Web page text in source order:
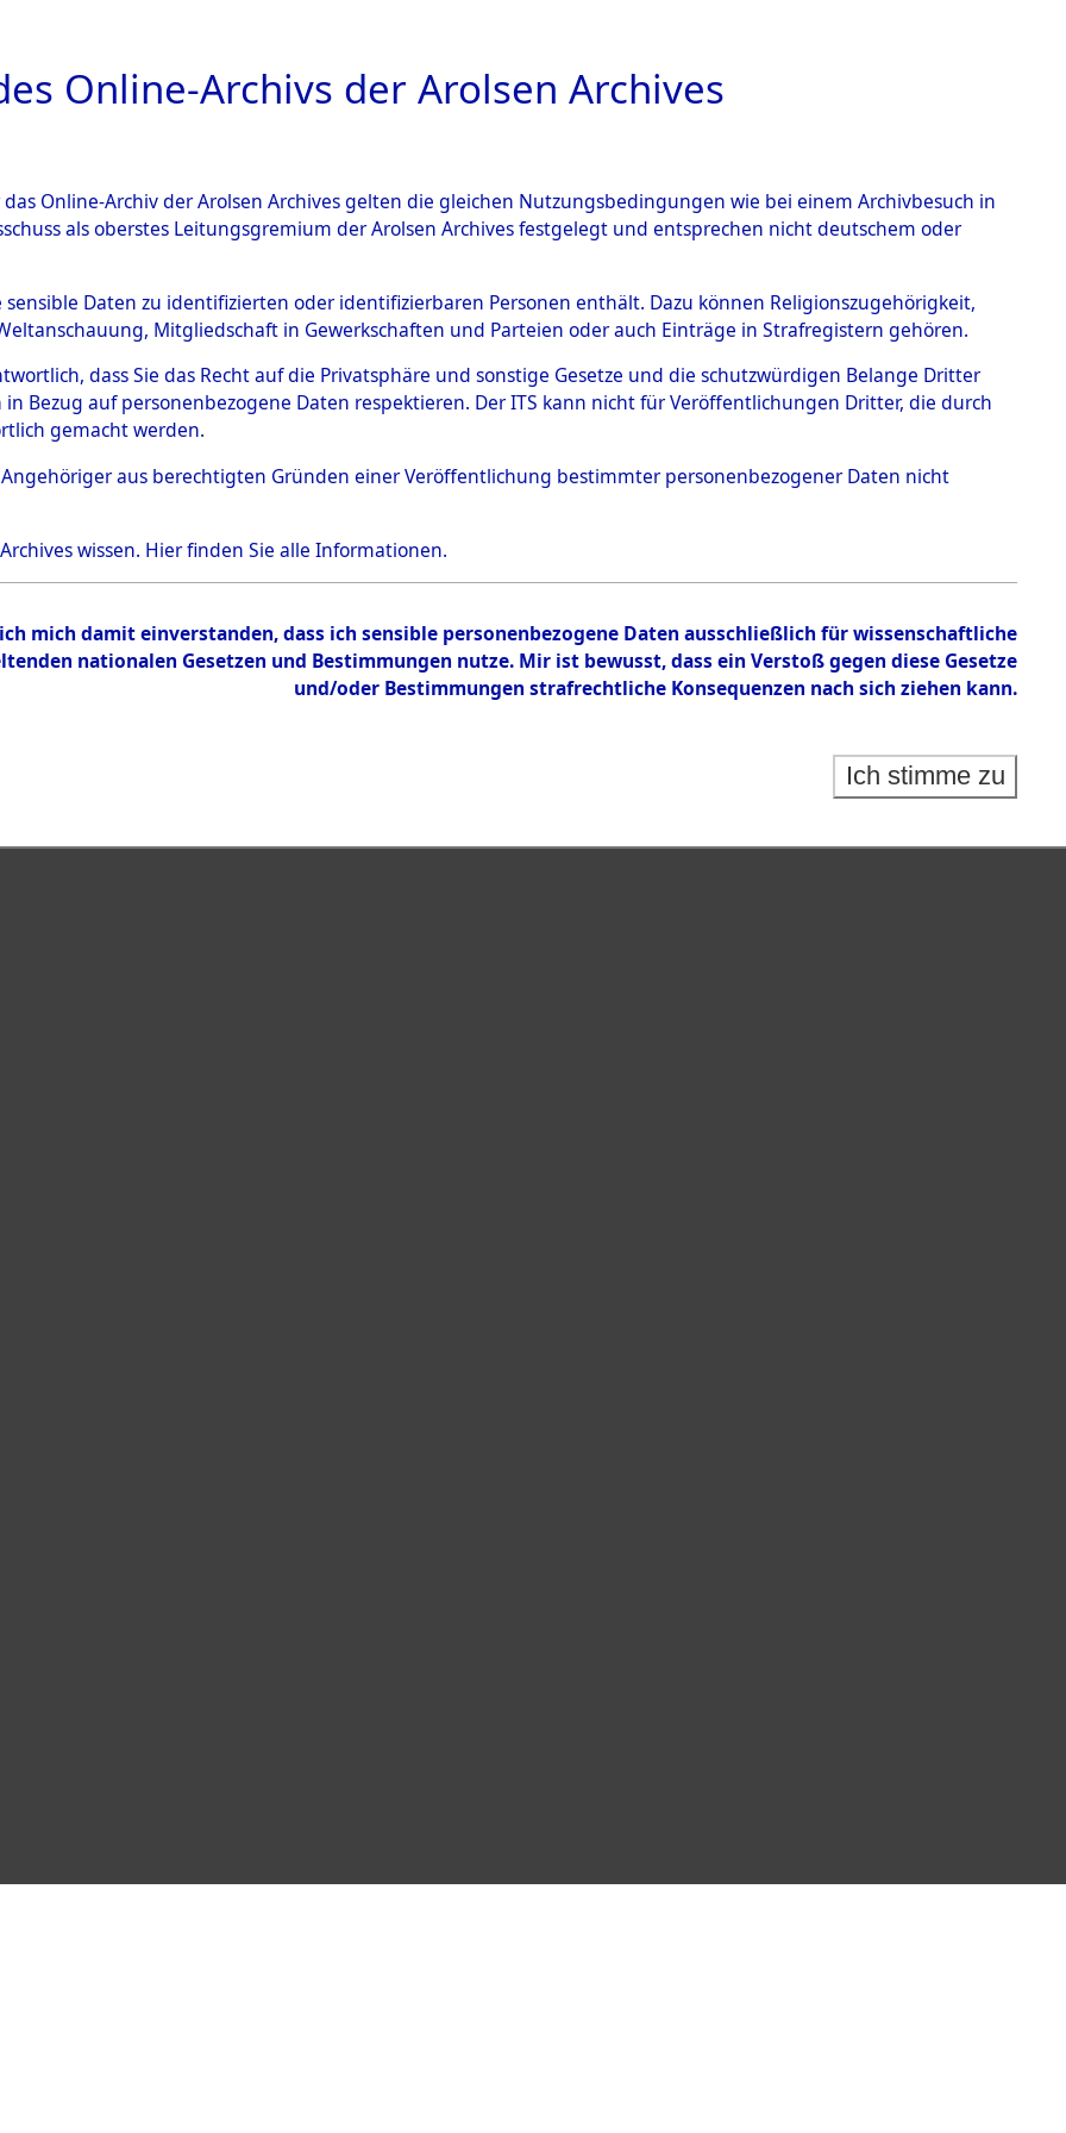
ARCHIVALE ÜBERSICHT BILD
0006 (108593388)
Person UNBEKANNT
→ 0006 (108593388)
Online-Archivs der Arolsen Archives
Online-Archiv der Arolsen Archives gelten die gleichen Nutzungsbedingungen wie bei einem Archivbesuch in
als oberstes Leitungsgremium der Arolsen Archives festgelegt und entsprechen nicht deutschem oder
sensible Daten zu identifizierten oder identifizierbaren Personen enthält. Dazu können Religionszugehörigkeit,
Mitgliedschaft in Gewerkschaften und Parteien oder auch Einträge in Strafregistern gehören.
dass Sie das Recht auf die Privatsphäre und sonstige Gesetze und die schutzwürdigen Belange Dritter
Bezug auf personenbezogene Daten respektieren. Der ITS kann nicht für Veröffentlichungen Dritter, die durch
gemacht werden.
Angehöriger aus berechtigten Gründen einer Veröffentlichung bestimmter personenbezogener Daten nicht
wissen. Hierfinden Sie alle Informationen.
mich damit einverstanden, dass ich sensible personenbezogene Daten ausschließlich für wissenschaftliche
nationalen Gesetzen und Bestimmungen nutze. Mir ist bewusst, dass ein Verstoß gegen diese Gesetze
und/oder Bestimmungen strafrechtliche Konsequenzen nach sich ziehen kann.
Ich stimme zu